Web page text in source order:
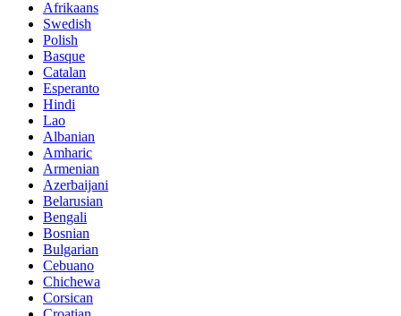
Afrikaans
Swedish
Polish
Basque
Catalan
Esperanto
Hindi
Lao
Albanian
Amharic
Armenian
Azerbaijani
Belarusian
Bengali
Bosnian
Bulgarian
Cebuano
Chichewa
Corsican